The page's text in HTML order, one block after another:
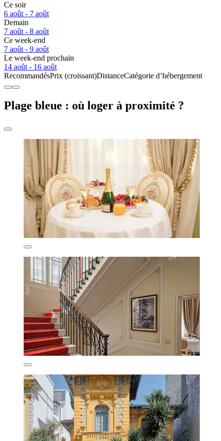
Ce soir
6 août - 7 août
Demain
7 août - 8 août
Ce week-end
7 août - 9 août
Le week-end prochain
14 août - 16 août
RecommandésPrix (croissant)DistanceCatégorie d’hébergement
Plage bleue : où loger à proximité ?